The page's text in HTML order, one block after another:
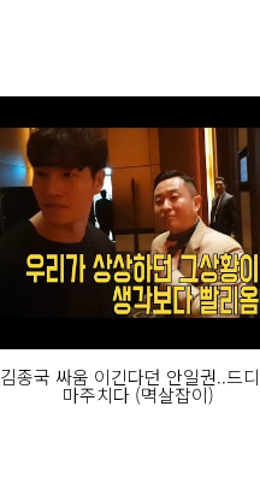
김종국 싸움 이긴다던 안일권..드
마주치다 (멱살잡이)